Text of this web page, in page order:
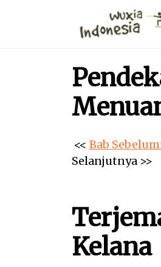
<< Bab
Selanjutnya >>
Kelana